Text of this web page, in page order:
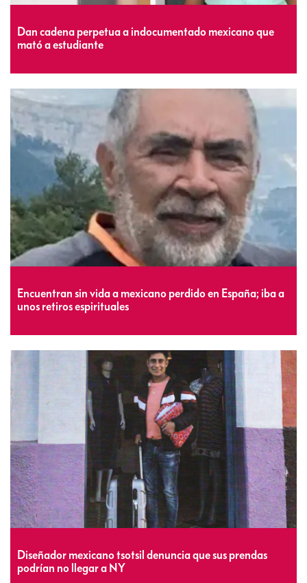
Dan cadena perpetua a indocumentado mexicano que
mató a estudiante
Encuentran sin vida a mexicano perdido en España; iba a
unos retiros espirituales
Diseñador mexicano tsotsil denuncia que sus prendas
podrían no llegar a NY